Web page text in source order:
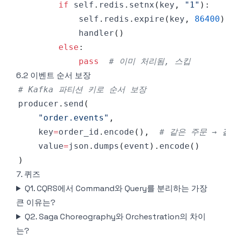
if self . redis . setnx ( key , "1" ) :
            self
. redis . expire ( key , 86400 )
            handler
( )
else :
pass
# 이미 처리됨, 스킵
6.2 이벤트 순서 보장
# Kafka 파티션 키로 순서 보장
producer . send (
"order.events" ,
    key
=order_id . encode ( ) ,
# 같은 주문 →
    value
=json . dumps ( event ) . encode ( )
)
7. 퀴즈
Q1. CQRS에서 Command와 Query를 분리하는 가장
큰 이유는?
Q2. Saga Choreography와 Orchestration의 차이
는?